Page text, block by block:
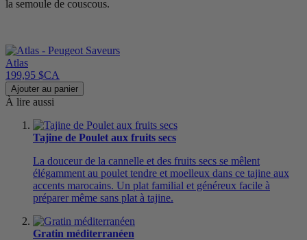
la semoule de couscous.
Atlas
199,95 $CA
Ajouter au panier
À lire aussi
Tajine de Poulet aux fruits secs
La douceur de la cannelle et des fruits secs se mêlent
élégamment au poulet tendre et moelleux dans ce tajine aux
accents marocains. Un plat familial et généreux facile à
préparer même sans plat à tajine.
Gratin méditerranéen